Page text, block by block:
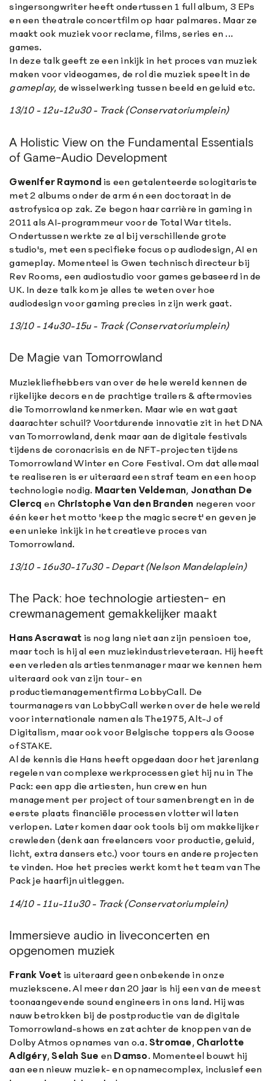
singersongwriter heeft ondertussen 1 full album, 3 EPs
en een theatrale concertfilm op haar palmares. Maar ze
maakt ook muziek voor reclame, films, series en ...
games.
In deze talk geeft ze een inkijk in het proces van muziek
maken voor videogames, de rol die muziek speelt in de
gameplay, de wisselwerking tussen beeld en geluid etc.
13/10 - 12u-12u30 - Track (Conservatoriumplein)
A Holistic View on the Fundamental Essentials
of Game-Audio Development
Gwenifer Raymond is een getalenteerde sologitariste
met 2 albums onder de arm én een doctoraat in de
astrofysica op zak. Ze begon haar carrière in gaming in
2011 als AI-programmeur voor de Total War titels.
Ondertussen werkte ze al bij verschillende grote
studio's, met een specifieke focus op audiodesign, AI en
gameplay. Momenteel is Gwen technisch directeur bij
Rev Rooms, een audiostudio voor games gebaseerd in de
UK. In deze talk kom je alles te weten over hoe
audiodesign voor gaming precies in zijn werk gaat.
13/10 - 14u30-15u - Track (Conservatoriumplein)
De Magie van Tomorrowland
Muziekliefhebbers van over de hele wereld kennen de
rijkelijke decors en de prachtige trailers & aftermovies
die Tomorrowland kenmerken. Maar wie en wat gaat
daarachter schuil? Voortdurende innovatie zit in het DNA
van Tomorrowland, denk maar aan de digitale festivals
tijdens de coronacrisis en de NFT-projecten tijdens
Tomorrowland Winter en Core Festival. Om dat allemaal
te realiseren is er uiteraard een straf team en een hoop
technologie nodig. Maarten Veldeman, Jonathan De
Clercq en Christophe Van den Branden negeren voor
één keer het motto 'keep the magic secret' en geven je
een unieke inkijk in het creatieve proces van
Tomorrowland.
13/10 - 16u30-17u30 - Depart (Nelson Mandelaplein)
The Pack: hoe technologie artiesten- en
crewmanagement gemakkelijker maakt
Hans Ascrawat is nog lang niet aan zijn pensioen toe,
maar toch is hij al een muziekindustrieveteraan. Hij heeft
een verleden als artiestenmanager maar we kennen hem
uiteraard ook van zijn tour- en
productiemanagementfirma LobbyCall. De
tourmanagers van LobbyCall werken over de hele wereld
voor internationale namen als The1975, Alt-J of
Digitalism, maar ook voor Belgische toppers als Goose
of STAKE.
Al de kennis die Hans heeft opgedaan door het jarenlang
regelen van complexe werkprocessen giet hij nu in The
Pack: een app die artiesten, hun crew en hun
management per project of tour samenbrengt en in de
eerste plaats financiële processen vlotter wil laten
verlopen. Later komen daar ook tools bij om makkelijker
crewleden (denk aan freelancers voor productie, geluid,
licht, extra dansers etc.) voor tours en andere projecten
te vinden. Hoe het precies werkt komt het team van The
Pack je haarfijn uitleggen.
14/10 - 11u-11u30 - Track (Conservatoriumplein)
Immersieve audio in liveconcerten en
opgenomen muziek
Frank Voet is uiteraard geen onbekende in onze
muziekscene. Al meer dan 20 jaar is hij een van de meest
toonaangevende sound engineers in ons land. Hij was
nauw betrokken bij de postproductie van de digitale
Tomorrowland-shows en zat achter de knoppen van de
Dolby Atmos opnames van o.a. Stromae, Charlotte
Adigéry,Selah Sue en Damso. Momenteel bouwt hij
aan een nieuw muziek- en opnamecomplex, inclusief een